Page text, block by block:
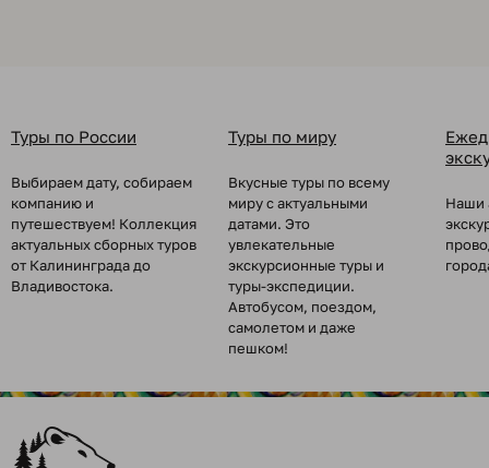
Туры по России
Выбираем дату, собираем
компанию и
путешествуем! Коллекция
актуальных сборных туров
от Калининграда до
Владивостока.
Туры по миру
Вкусные туры по всему
миру с актуальными
датами. Это
увлекательные
экскурсионные туры и
туры-экспедиции.
Автобусом, поездом,
самолетом и даже
пешком!
Наши